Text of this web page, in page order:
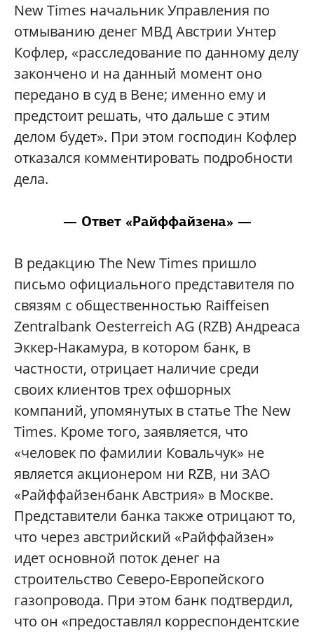
New Times начальник Управления по
отмыванию денег МВД Австрии Унтер
Кофлер, «расследование по данному делу
закончено и на данный момент оно
передано в суд в Вене; именно ему и
предстоит решать, что дальше с этим
делом будет». При этом господин Кофлер
отказался комментировать подробности
дела.
— Ответ «Райффайзена» —
В редакцию The New Times пришло
письмо официального представителя по
связям с общественностью Raiffeisen
Zentralbank Oesterreich AG (RZB) Андреаса
Эккер-Накамура, в котором банк, в
частности, отрицает наличие среди
своих клиентов трех офшорных
компаний, упомянутых в статье The New
Times. Кроме того, заявляется, что
«человек по фамилии Ковальчук» не
является акционером ни RZB, ни ЗАО
«Райффайзенбанк Австрия» в Москве.
Представители банка также отрицают то,
что через австрийский «Райффайзен»
идет основной поток денег на
строительство Северо-Европейского
газопровода. При этом банк подтвердил,
что он «предоставлял корреспондентские